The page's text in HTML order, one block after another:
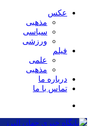
عکس
مذهبی
سیاسی
ورزشی
فیلم
علمی
مذهبی
درباره ما
تماس با ما